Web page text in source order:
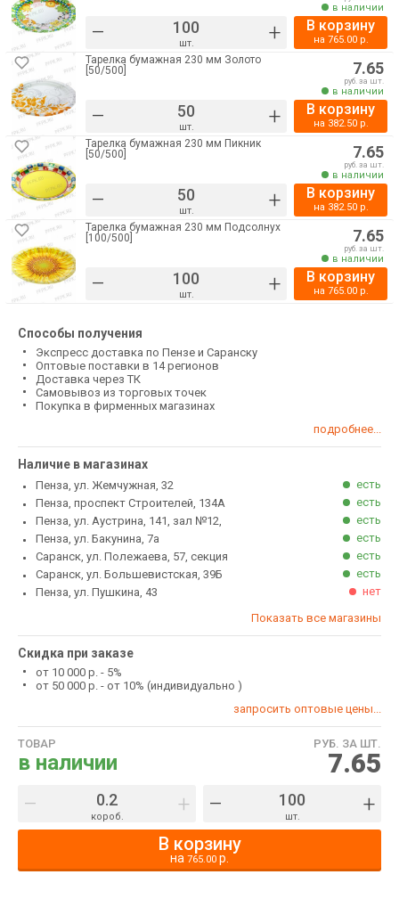
– шт. +
в наличии
В корзину
на 765.00р.
Тарелка бумажная 230 мм Золото
[50/500]
– шт. +
7.65
руб. за шт.
в наличии
В корзину
на 382.50р.
Тарелка бумажная 230 мм Пикник
[50/500]
– шт. +
7.65
руб. за шт.
в наличии
В корзину
на 382.50р.
Тарелка бумажная 230 мм Подсолнух
[100/500]
– шт. +
7.65
руб. за шт.
в наличии
В корзину
на 765.00р.
Способы получения
Экспресс доставка по Пензе и Саранску
Оптовые поставки в 14 регионов
Доставка через ТК
Самовывоз из торговых точек
Покупка в фирменных магазинах
подробнее...
Наличие в магазинах
Пенза, ул. Жемчужная, 32
есть
Пенза, проспект Строителей, 134А
есть
Пенза, ул. Аустрина, 141, зал №12,
есть
Пенза, ул. Бакунина, 7а
есть
Саранск, ул. Полежаева, 57, секция
есть
Саранск, ул. Большевистская, 39Б
есть
Пенза, ул. Пушкина, 43
нет
Показать все магазины
Скидка при заказе
от 10 000 р. - 5%
от 50 000 р. - от 10% (индивидуально )
запросить оптовые цены...
ТОВАР
в наличии
РУБ. ЗА ШТ.
7.65
– короб. + – шт. +
В корзину
на 765.00 р.